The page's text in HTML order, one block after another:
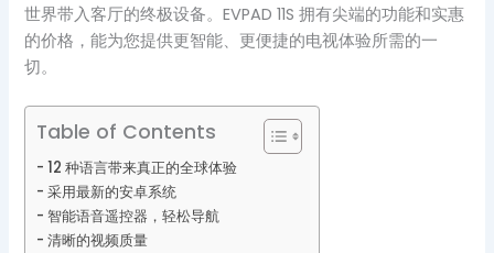
世界带入客厅的终极设备。EVPAD 11S 拥有尖端的功能和实惠
的价格，能为您提供更智能、更便捷的电视体验所需的一
切。
Table of Contents
12 种语言带来真正的全球体验
采用最新的安卓系统
智能语音遥控器，轻松导航
清晰的视频质量